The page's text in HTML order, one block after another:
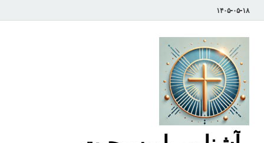
۱۴۰۵-۰۵-۱۸